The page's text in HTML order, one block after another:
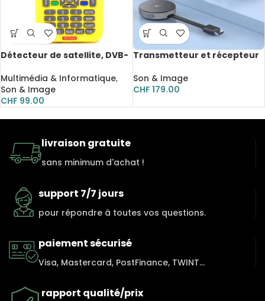
Détecteur de satellite, DVB-
écran LCD 3.5 pouces
Multimédia & Informatique,
Son & Image
CHF 99.00
Transmetteur et récepteur
HDMI
Son & Image
CHF 179.00
livraison gratuite
sans minimum d'achat !
support 7/7 jours
pour répondre à toutes vos questions.
paiement sécurisé
Visa, Mastercard, PostFinance, TWINT...
rapport qualité/prix